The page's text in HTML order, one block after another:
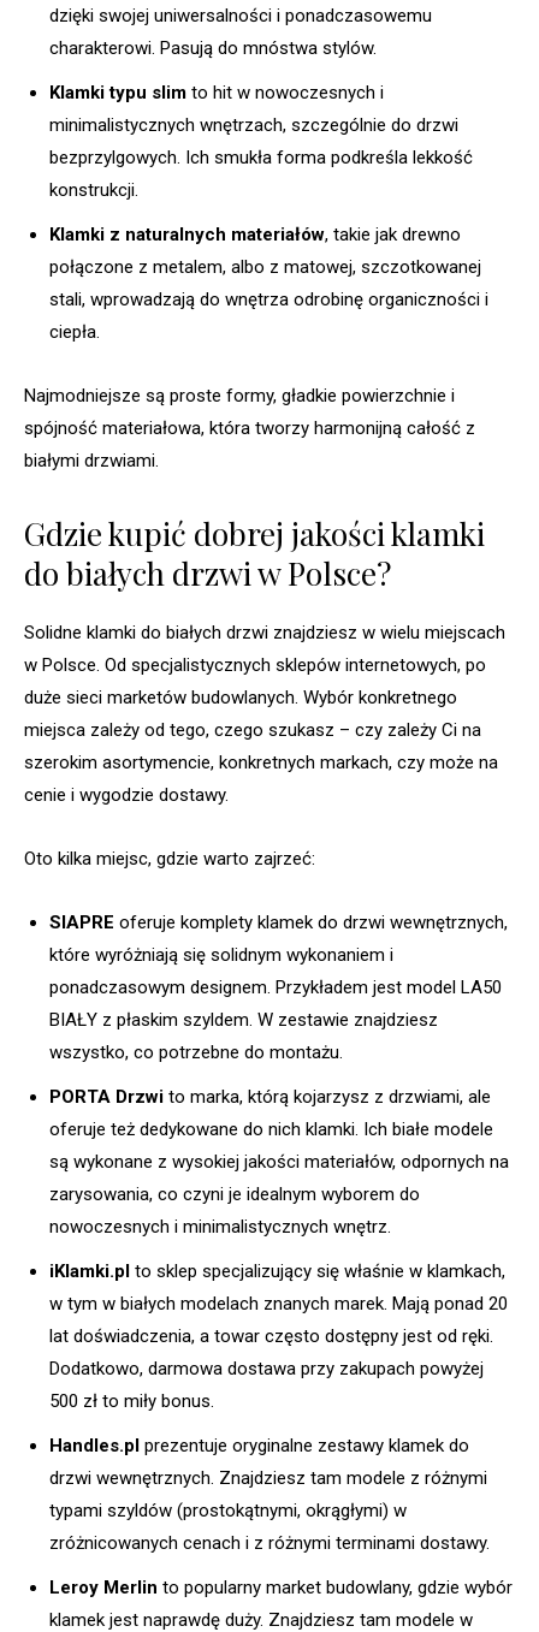
dzięki swojej uniwersalności i ponadczasowemu
charakterowi. Pasują do mnóstwa stylów.
Klamki typu slim to hit w nowoczesnych i
minimalistycznych wnętrzach, szczególnie do drzwi
bezprzylgowych. Ich smukła forma podkreśla lekkość
konstrukcji.
Klamki z naturalnych materiałów, takie jak drewno
połączone z metalem, albo z matowej, szczotkowanej
stali, wprowadzają do wnętrza odrobinę organiczności i
ciepła.
Najmodniejsze są proste formy, gładkie powierzchnie i
spójność materiałowa, która tworzy harmonijną całość z
białymi drzwiami.
Gdzie kupić dobrej jakości klamki
do białych drzwi w Polsce?
Solidne klamki do białych drzwi znajdziesz w wielu miejscach
w Polsce. Od specjalistycznych sklepów internetowych, po
duże sieci marketów budowlanych. Wybór konkretnego
miejsca zależy od tego, czego szukasz – czy zależy Ci na
szerokim asortymencie, konkretnych markach, czy może na
cenie i wygodzie dostawy.
Oto kilka miejsc, gdzie warto zajrzeć:
SIAPRE oferuje komplety klamek do drzwi wewnętrznych,
które wyróżniają się solidnym wykonaniem i
ponadczasowym designem. Przykładem jest model LA50
BIAŁY z płaskim szyldem. W zestawie znajdziesz
wszystko, co potrzebne do montażu.
PORTA Drzwi to marka, którą kojarzysz z drzwiami, ale
oferuje też dedykowane do nich klamki. Ich białe modele
są wykonane z wysokiej jakości materiałów, odpornych na
zarysowania, co czyni je idealnym wyborem do
nowoczesnych i minimalistycznych wnętrz.
iKlamki.pl to sklep specjalizujący się właśnie w klamkach,
w tym w białych modelach znanych marek. Mają ponad 20
lat doświadczenia, a towar często dostępny jest od ręki.
Dodatkowo, darmowa dostawa przy zakupach powyżej
500 zł to miły bonus.
Handles.pl prezentuje oryginalne zestawy klamek do
drzwi wewnętrznych. Znajdziesz tam modele z różnymi
typami szyldów (prostokątnymi, okrągłymi) w
zróżnicowanych cenach i z różnymi terminami dostawy.
Leroy Merlin to popularny market budowlany, gdzie wybór
klamek jest naprawdę duży. Znajdziesz tam modele w